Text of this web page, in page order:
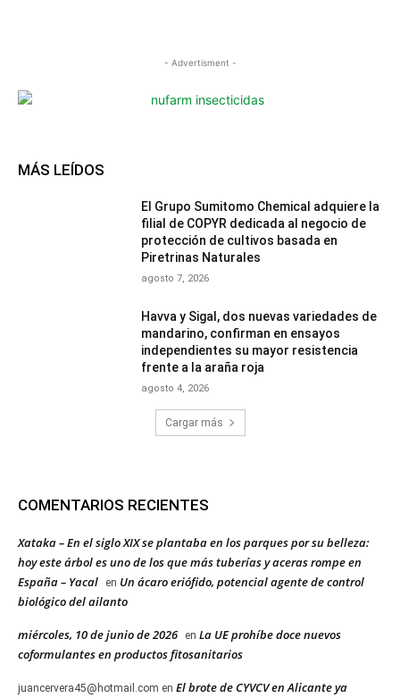
- Advertisment -
MÁS LEÍDOS
El Grupo Sumitomo Chemical adquiere la
filial de COPYR dedicada al negocio de
protección de cultivos basada en
Piretrinas Naturales
agosto 7, 2026
Havva y Sigal, dos nuevas variedades de
mandarino, confirman en ensayos
independientes su mayor resistencia
frente a la araña roja
agosto 4, 2026
Cargar más
COMENTARIOS RECIENTES
Xataka – En el siglo XIX se plantaba en los parques por su belleza:
hoy este árbol es uno de los que más tuberías y aceras rompe en
España – Yacal
en Un ácaro eriófido, potencial agente de control
biológico del ailanto
miércoles, 10 de junio de 2026 en La UE prohíbe doce nuevos
coformulantes en productos fitosanitarios
juancervera45@hotmail.com en El brote de CYVCV en Alicante ya